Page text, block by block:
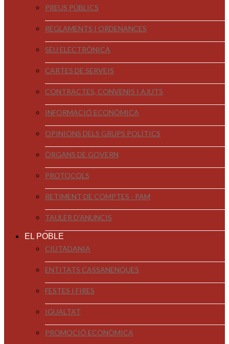
PREUS PÚBLICS
REGLAMENTS I ORDENANCES
SEU ELECTRÒNICA
CARTES DE SERVEIS
CONTRACTES, CONVENIS I AJUTS
INFORMACIÓ ECONÒMICA
OPINIONS DELS GRUPS POLÍTICS
ÒRGANS DE GOVERN
PROTOCOLS
RETIMENT DE COMPTES - PAM
TAULER D'ANUNCIS
EL POBLE
CIUTADANIA
ENTITATS CASSANENQUES
FESTES I FIRES
IGUALTAT
PROMOCIÓ ECONÒMICA